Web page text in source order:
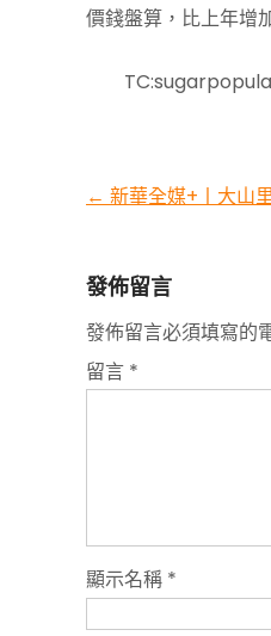
價錢盤算，比上年增
Post
← 新華全媒+丨大山
發佈留言
發佈留言必須填寫的
留言 *
顯示名稱 *